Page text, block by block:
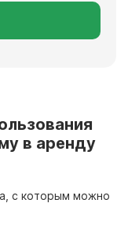
в аренду
с которым можно